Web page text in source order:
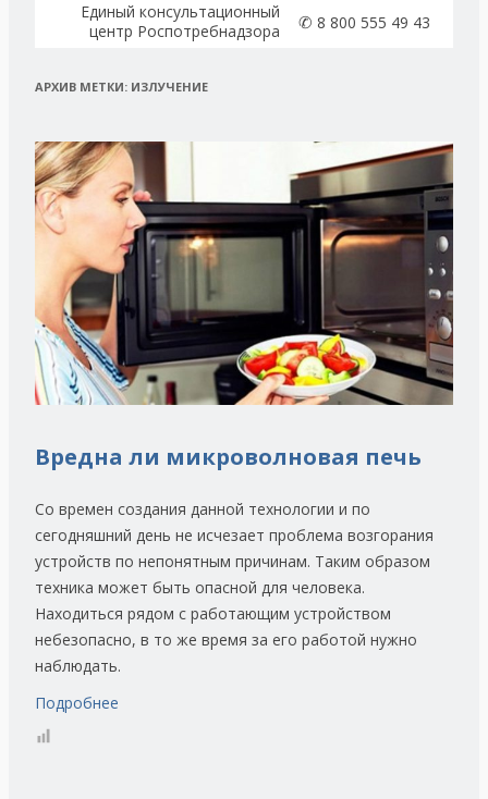
Единый консультационный
центр Роспотребнадзора
✆ 8 800 555 49 43
АРХИВ МЕТКИ: ИЗЛУЧЕНИЕ
Вредна ли микроволновая печь
Со времен создания данной технологии и по
сегодняшний день не исчезает проблема возгорания
устройств по непонятным причинам. Таким образом
техника может быть опасной для человека.
Находиться рядом с работающим устройством
небезопасно, в то же время за его работой нужно
наблюдать.
Подробнее